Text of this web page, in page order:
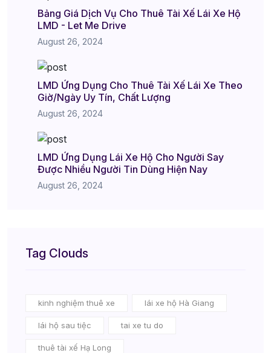
Bảng Giá Dịch Vụ Cho Thuê Tài Xế Lái Xe Hộ
LMD - Let Me Drive
August 26, 2024
LMD Ứng Dụng Cho Thuê Tài Xế Lái Xe Theo
Giờ/Ngày Uy Tín, Chất Lượng
August 26, 2024
LMD Ứng Dụng Lái Xe Hộ Cho Người Say
Được Nhiều Người Tin Dùng Hiện Nay
August 26, 2024
Tag Clouds
kinh nghiệm thuê xe lái xe hộ Hà Giang
lái hộ sau tiệc tai xe tu do
thuê tài xế Hạ Long